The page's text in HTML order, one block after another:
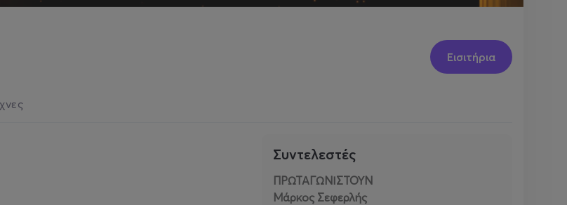
Εισιτήρια
Συντελεστές
ΠΡΩΤΑΓΩΝΙΣΤΟΥΝ
Μάρκος Σεφερλής